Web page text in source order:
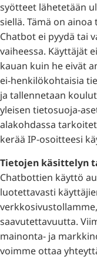
syötteet lähetetään
siellä. Tämä on
Chatbot ei pyydä tai
vaiheessa. Käyttäjät
kauan kuin he eivät
ei-henkilökohtaisia
ja tallennetaan
yleisen tietosuoja-
alakohdassa
kerää IP-osoitteesi
Tietojen käsittelyn
Chatbottien käyttö
luotettavasti
saavutettavuutta.
mainonta- ja
voimme ottaa